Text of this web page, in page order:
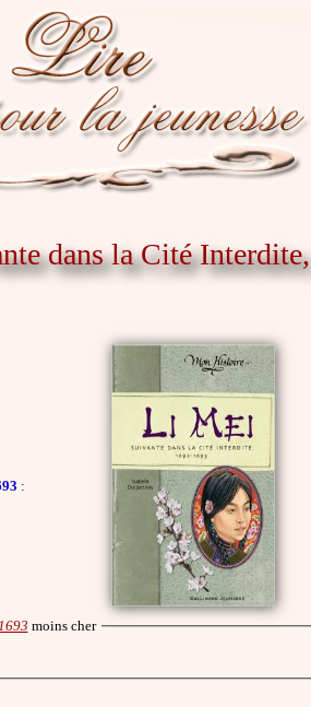
dans la Cité Interdite,
:
moins cher